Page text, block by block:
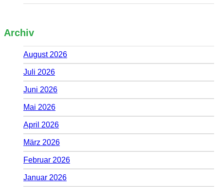
Archiv
August 2026
Juli 2026
Juni 2026
Mai 2026
April 2026
März 2026
Februar 2026
Januar 2026